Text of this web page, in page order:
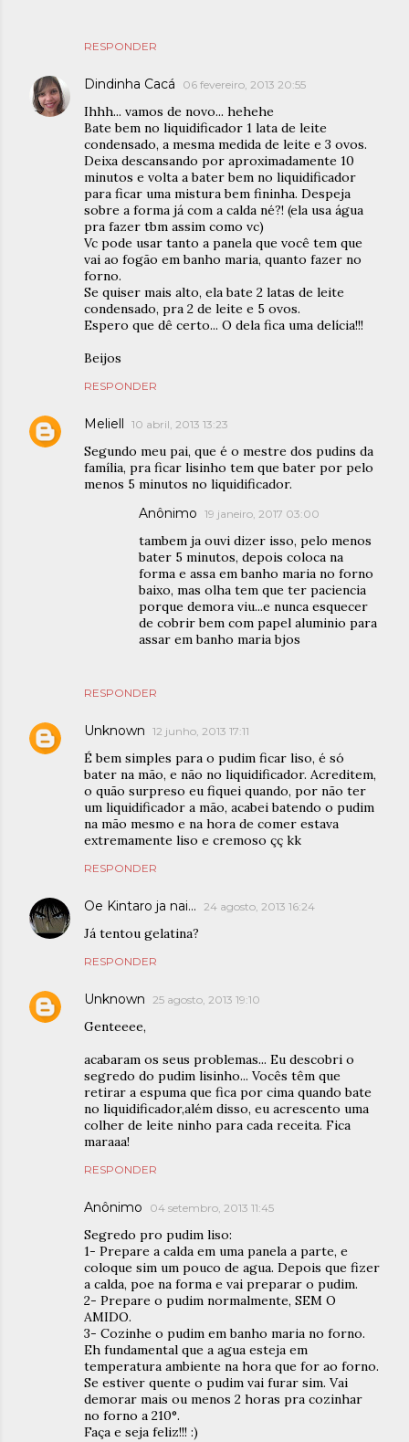
RESPONDER
Dindinha Cacá 06 fevereiro, 2013 20:55
Ihhh... vamos de novo... hehehe
Bate bem no liquidificador 1 lata de leite
condensado, a mesma medida de leite e 3 ovos.
Deixa descansando por aproximadamente 10
minutos e volta a bater bem no liquidificador
para ficar uma mistura bem fininha. Despeja
sobre a forma já com a calda né?! (ela usa água
pra fazer tbm assim como vc)
Vc pode usar tanto a panela que você tem que
vai ao fogão em banho maria, quanto fazer no
forno.
Se quiser mais alto, ela bate 2 latas de leite
condensado, pra 2 de leite e 5 ovos.
Espero que dê certo... O dela fica uma delícia!!!
Beijos
RESPONDER
Meliell 10 abril, 2013 13:23
Segundo meu pai, que é o mestre dos pudins da
família, pra ficar lisinho tem que bater por pelo
menos 5 minutos no liquidificador.
RESPONDER
Anônimo 19 janeiro, 2017 03:00
tambem ja ouvi dizer isso, pelo menos
bater 5 minutos, depois coloca na
forma e assa em banho maria no forno
baixo, mas olha tem que ter paciencia
porque demora viu...e nunca esquecer
de cobrir bem com papel aluminio para
assar em banho maria bjos
Unknown 12 junho, 2013 17:11
É bem simples para o pudim ficar liso, é só
bater na mão, e não no liquidificador. Acreditem,
o quão surpreso eu fiquei quando, por não ter
um liquidificador a mão, acabei batendo o pudim
na mão mesmo e na hora de comer estava
extremamente liso e cremoso çç kk
RESPONDER
Oe Kintaro ja nai... 24 agosto, 2013 16:24
Já tentou gelatina?
RESPONDER
Unknown 25 agosto, 2013 19:10
Genteeee,
acabaram os seus problemas... Eu descobri o
segredo do pudim lisinho... Vocês têm que
retirar a espuma que fica por cima quando bate
no liquidificador,além disso, eu acrescento uma
colher de leite ninho para cada receita. Fica
maraaa!
RESPONDER
Anônimo 04 setembro, 2013 11:45
Segredo pro pudim liso:
1- Prepare a calda em uma panela a parte, e
coloque sim um pouco de agua. Depois que fizer
a calda, poe na forma e vai preparar o pudim.
2- Prepare o pudim normalmente, SEM O
AMIDO.
3- Cozinhe o pudim em banho maria no forno.
Eh fundamental que a agua esteja em
temperatura ambiente na hora que for ao forno.
Se estiver quente o pudim vai furar sim. Vai
demorar mais ou menos 2 horas pra cozinhar
no forno a 210°.
Faça e seja feliz!!! :)